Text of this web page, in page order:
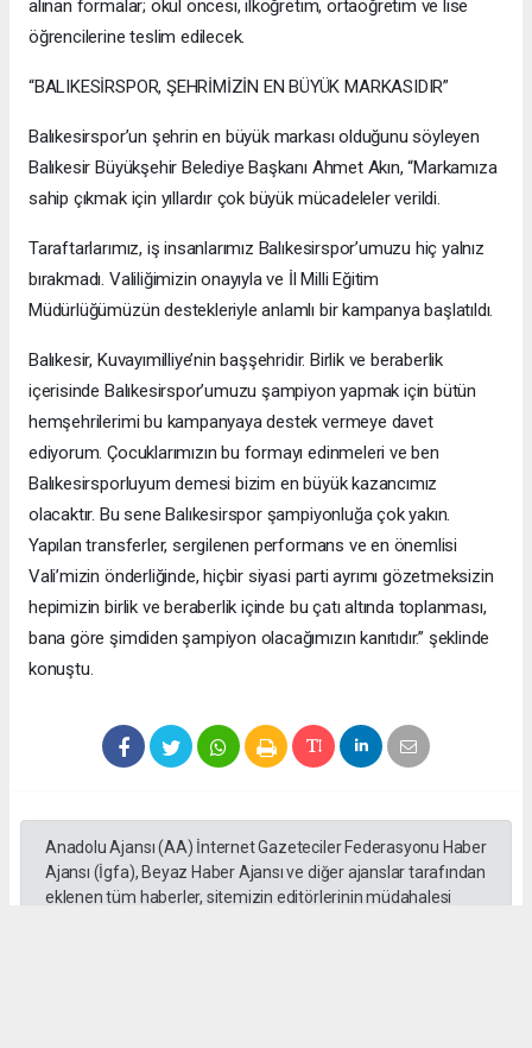
alınan formalar; okul öncesi, ilköğretim, ortaöğretim ve lise
öğrencilerine teslim edilecek.
“BALIKESİRSPOR, ŞEHRİMİZİN EN BÜYÜK MARKASIDIR”
Balıkesirspor’un şehrin en büyük markası olduğunu söyleyen
Balıkesir Büyükşehir Belediye Başkanı Ahmet Akın, “Markamıza
sahip çıkmak için yıllardır çok büyük mücadeleler verildi.
Taraftarlarımız, iş insanlarımız Balıkesirspor’umuzu hiç yalnız
bırakmadı. Valiliğimizin onayıyla ve İl Milli Eğitim
Müdürlüğümüzün destekleriyle anlamlı bir kampanya başlatıldı.
Balıkesir, Kuvayımilliye’nin başşehridir. Birlik ve beraberlik
içerisinde Balıkesirspor’umuzu şampiyon yapmak için bütün
hemşehrilerimi bu kampanyaya destek vermeye davet
ediyorum. Çocuklarımızın bu formayı edinmeleri ve ben
Balıkesirsporluyum demesi bizim en büyük kazancımız
olacaktır. Bu sene Balıkesirspor şampiyonluğa çok yakın.
Yapılan transferler, sergilenen performans ve en önemlisi
Vali’mizin önderliğinde, hiçbir siyasi parti ayrımı gözetmeksizin
hepimizin birlik ve beraberlik içinde bu çatı altında toplanması,
bana göre şimdiden şampiyon olacağımızın kanıtıdır.” şeklinde
konuştu.
Anadolu Ajansı (AA) İnternet Gazeteciler Federasyonu Haber
Ajansı (İgfa), Beyaz Haber Ajansı ve diğer ajanslar tarafından
eklenen tüm haberler, sitemizin editörlerinin müdahalesi